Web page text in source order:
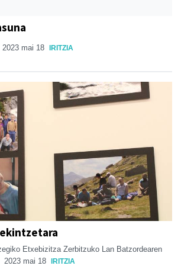
2023 mai 18 IRITZIA
Etxebizitza Zerbitzuko Lan Batzordearen
2023 mai 18 IRITZIA